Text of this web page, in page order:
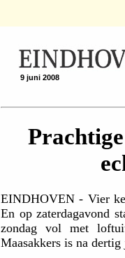
9 juni 2008
EINDHOVEN - Vier
En op zaterdagavond
zondag vol met
Maasakkers is na